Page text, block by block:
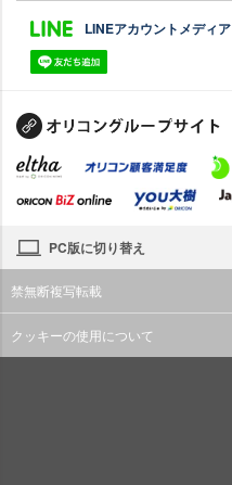
LINEアカウントメディア
PC版に切り替え
禁無断複写転載
クッキーの使用について